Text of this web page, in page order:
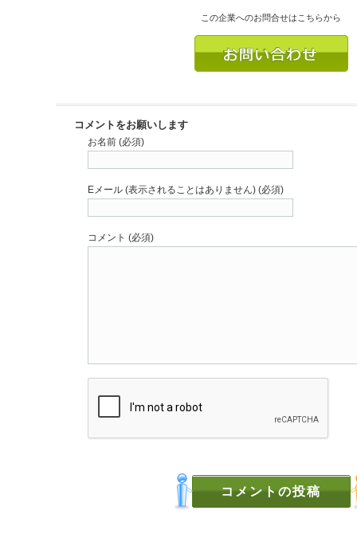
この企業へのお問合せはこちらから
コメントをお願いします
お名前 (必須)
Eメール (表示されることはありません) (必須)
コメント (必須)